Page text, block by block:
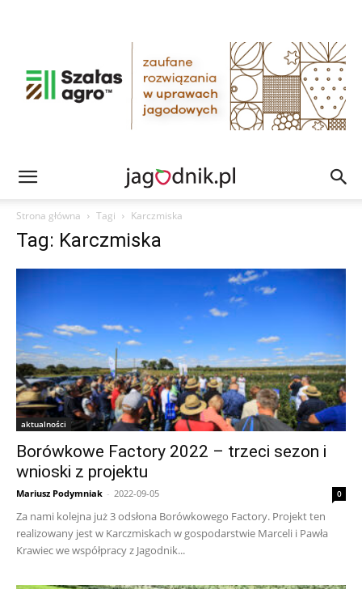
Strona główna Tagi Karczmiska
Tag: Karczmiska
aktualności
Borówkowe Factory 2022 – trzeci sezon i
wnioski z projektu
Mariusz Podymniak - 2022-09-05 0
Za nami kolejna już 3 odsłona Borówkowego Factory. Projekt ten
realizowany jest w Karczmiskach w gospodarstwie Marceli i Pawła
Krawiec we współpracy z Jagodnik...